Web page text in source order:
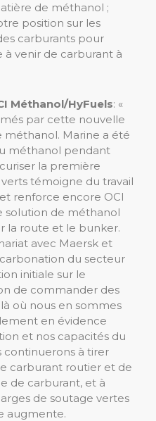
de méthanol ;
position sur les
carburants pour
à venir de carburant à
Méthanol/HyFuels: «
par cette nouvelle
méthanol. Marine a été
méthanol pendant
la première
témoigne du travail
renforce encore OCI
solution de méthanol
la route et le bunker.
avec Maersk et
du secteur
initiale sur le
de commander des
où nous en sommes
en évidence
et nos capacités du
à tirer
carburant routier et de
de carburant, et à
de soutage vertes
augmente.